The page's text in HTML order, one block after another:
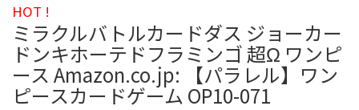
HOT !
ミラクルバトルカードダス ジョーカー
ドンキホーテドフラミンゴ 超Ω ワンピ
ース Amazon.co.jp: 【パラレル】ワン
ピースカードゲーム OP10-071